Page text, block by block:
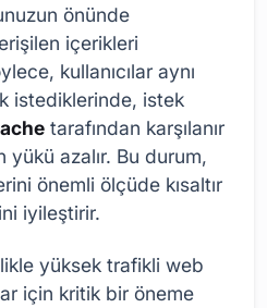
önünde
içerikleri
kullanıcılar aynı
istediklerinde, istek
tarafından karşılanır
azalır. Bu durum,
önemli ölçüde kısaltır
iyileştirir.
yüksek trafikli web
için kritik bir öneme